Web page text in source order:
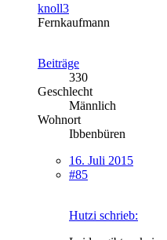
knoll3
Fernkaufmann
Beiträge
330
Geschlecht
Männlich
Wohnort
Ibbenbüren
16. Juli 2015
#85
Hutzi schrieb: